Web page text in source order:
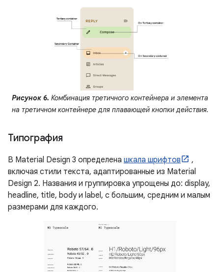
Рисунок 6. Комбинация третичного контейнера и элемента
на третичном контейнере для плавающей кнопки действия.
Типография
В Material Design 3 определена шкала шрифтов
,
включая стили текста, адаптированные из Material
Design 2. Названия и группировка упрощены до: display,
headline, title, body и label, с большим, средним и малым
размерами для каждого.